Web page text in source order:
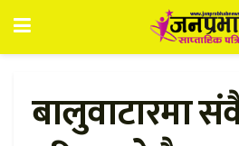
बालुवाटारमा